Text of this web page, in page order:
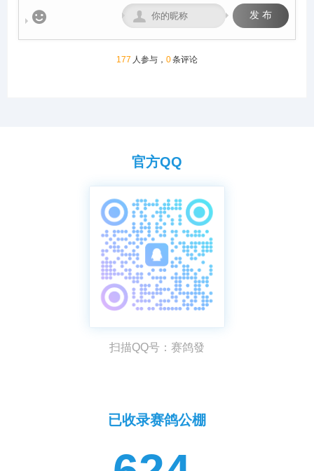
4.5米，确保干燥通风。我们
致力于以顶级设施与科学管
 发 布

177 人参与， 0条评论
官方QQ
扫描QQ号：赛鸽發
已收录赛鸽公棚